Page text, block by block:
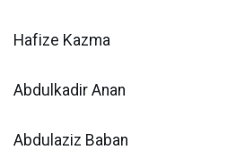
Hafize Kazma
Abdulkadir Anan
Abdulaziz Baban